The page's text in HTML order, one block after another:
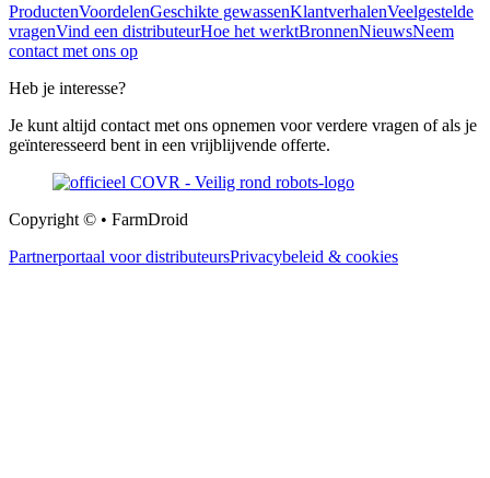
ProductenVoordelenGeschikte gewassenKlantverhalenVeelgestelde
vragenVind een distributeurHoe het werktBronnenNieuwsNeem
contact met ons op
Heb je interesse?
Je kunt altijd contact met ons opnemen voor verdere vragen of als je
geïnteresseerd bent in een vrijblijvende offerte.
Copyright © • FarmDroid
Partnerportaal voor distributeursPrivacybeleid & cookies